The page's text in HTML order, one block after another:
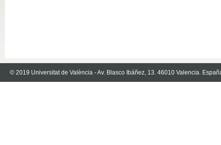
© 2019 Universitat de València - Av. Blasco Ibáñez, 13. 46010 Valencia.